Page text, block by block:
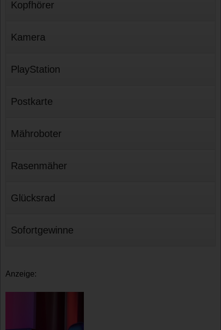
Kopfhörer
Kamera
PlayStation
Postkarte
Mähroboter
Rasenmäher
Glücksrad
Sofortgewinne
Anzeige: